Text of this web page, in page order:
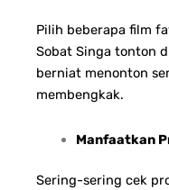
Pilih beberapa film
Sobat Singa tonton
berniat menonton
membengkak.
Manfaatkan
Sering-sering cek